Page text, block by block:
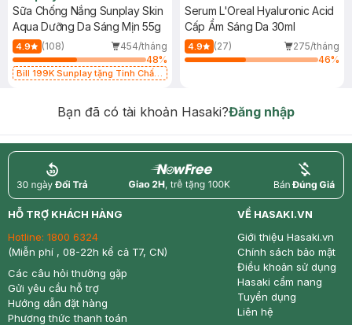
Sữa Chống Nắng Sunplay Skin
Aqua Dưỡng Da Sáng Mịn 55g
4.9 (108)
454/tháng
48%
Bill 199K Sunplay tặng Tinh Chất
Serum L'Oreal Hyaluronic Acid
Cấp Ẩm Sáng Da 30ml
4.9 (27)
275/tháng
46%
Bạn đã có tài khoản Hasaki?Đăng nhập
return nowfree price
HỖ TRỢ KHÁCH HÀNG
Hotline: 1800 6324
(Miễn phí , 08-22h kể cả T7, CN)
Các câu hỏi thường gặp
Gửi yêu cầu hỗ trợ
Hướng dẫn đặt hàng
Phương thức thanh toán
VỀ HASAKI.VN
Giới thiệu Hasaki.vn
Chính sách bảo mật
Điều khoản sử dụng
Hasaki cẩm nang
Tuyển dụng
Liên hệ